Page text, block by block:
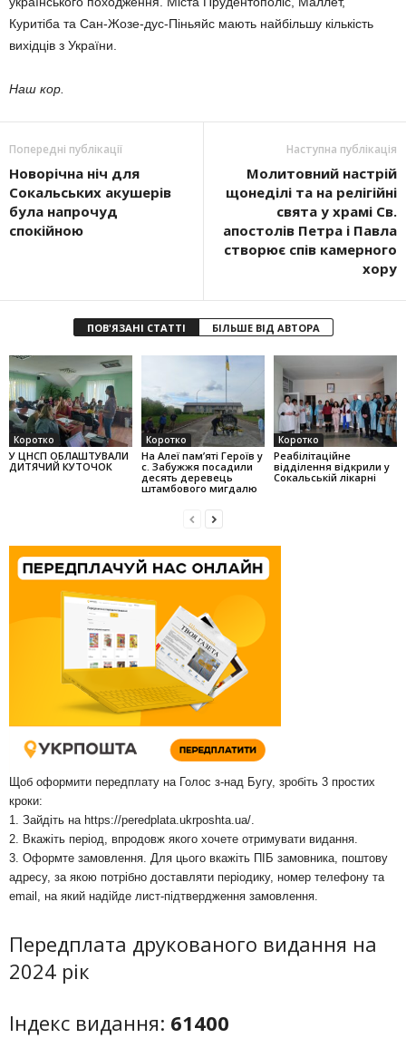
Куритіба та Сан-Жозе-дус-Піньяйс мають найбіль­шу кількість
вихідців з України.
Наш кор.
Попередні публікації
Новорічна ніч для
Сокальських акушерів
була напрочуд
спокійною
Наступна публікація
Молитовний настрій
щонеділі та на релігійні
свята у храмі Св.
апостолів Петра і Павла
ство­рює спів камерного
хору
ПОВ'ЯЗАНІ СТАТТІ БІЛЬШЕ ВІД АВТОРА
Коротко
У ЦНСП ОБЛАШТУВАЛИ
ДИТЯЧИЙ КУТОЧОК
Коротко
На Алеї па­м’яті Героїв у
с. Забужжя поса­дили
десять деревець
штамбо­вого мигдалю
Коротко
Реабілітаційне
відділення відкрили у
Сокальській лікарні
Щоб оформити передплату на Голос з-над Бугу, зробіть 3 простих
кроки:
1. Зайдіть на https://peredplata.ukrposhta.ua/.
2. Вкажіть період, впродовж якого хочете отримувати видання.
3. Оформте замовлення. Для цього вкажіть ПІБ замовника, поштову
адресу, за якою потрібно доставляти періодику, номер телефону та
email, на який надійде лист-підтвердження замовлення.
Передплата друкованого видання на
2024 рік
Індекс видання: 61400